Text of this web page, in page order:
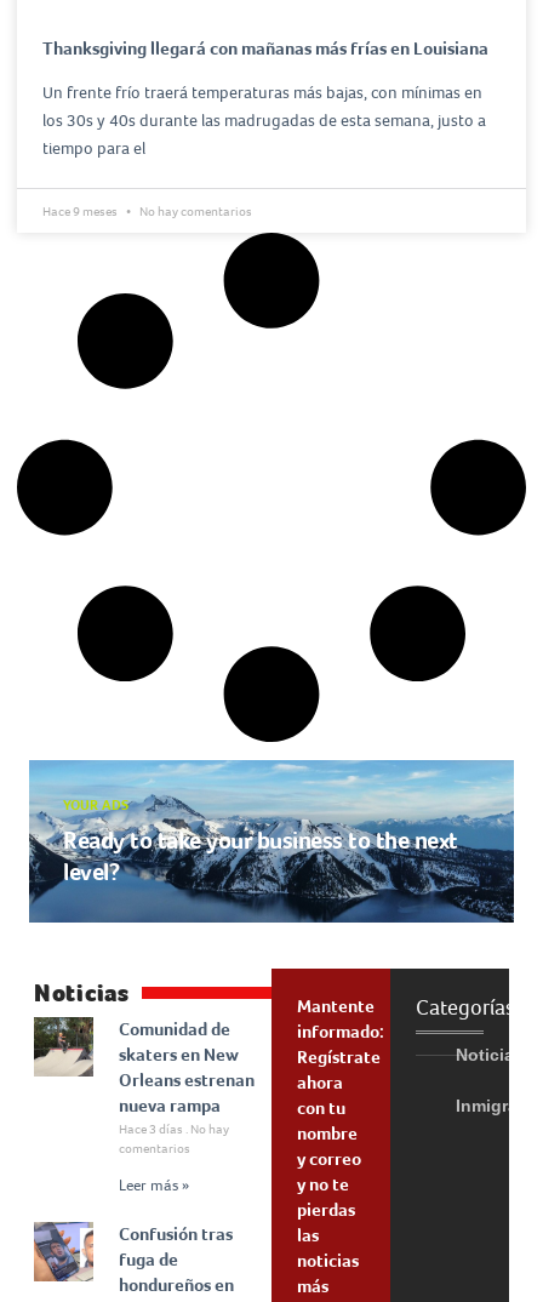
Thanksgiving llegará con mañanas más frías en Louisiana
Un frente frío traerá temperaturas más bajas, con mínimas en
los 30s y 40s durante las madrugadas de esta semana, justo a
tiempo para el
Hace 9 meses No hay comentarios
YOUR ADS
Ready to take your business to the next
level?
Noticias
Comunidad de
skaters en New
Orleans estrenan
nueva rampa
Hace 3 días
No hay
comentarios
Leer más »
Confusión tras
fuga de
hondureños en
Mantente
informado:
Regístrate
ahora
con tu
nombre
y correo
y no te
pierdas
las
noticias
más
Categorías
Noticias